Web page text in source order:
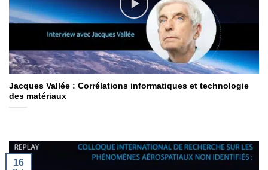
Jacques Vallée : Corrélations informatiques et technologie
des matériaux
16